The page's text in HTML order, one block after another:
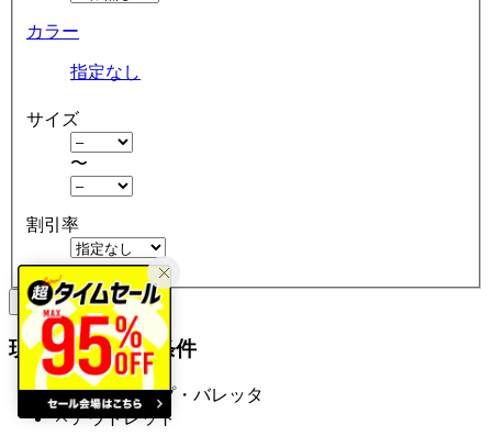
カラー
指定なし
サイズ
〜
割引率
クリア 絞り込む
現在の絞り込み条件
ヘアクリップ・バレッタ
アウトレット